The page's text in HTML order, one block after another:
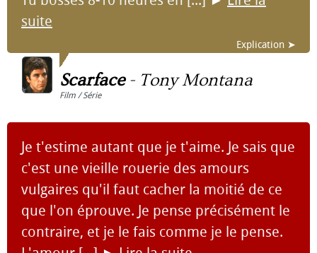
suite
Explication ➤
Scarface- Tony Montana
Film / Série
Je t'estime autant que je t'aime. Je sais que
c'est une vieille rouerie des amours
vulgaires qu'il faut cacher la moitié de ce
que l'on éprouve. Je pense précisément le
contraire, et je le fais comme je le pense.